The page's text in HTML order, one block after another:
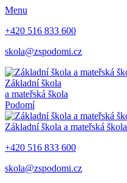
Menu
+420 516 833 600
skola@zspodomi.cz
Základní škola
a mateřská škola
Podomí
Základní škola a mateřská škola
+420 516 833 600
skola@zspodomi.cz